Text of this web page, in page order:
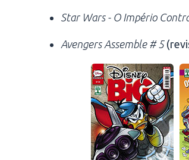
Star Wars - O Império
Avengers Assemble # 5